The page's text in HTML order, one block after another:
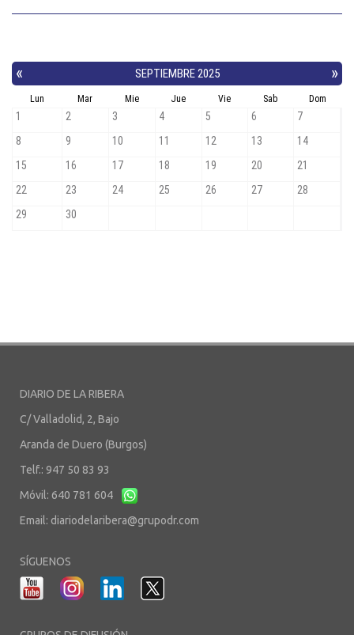
DIARIO DE LA RIBERA
C/ Valladolid, 2, Bajo
Aranda de Duero (Burgos)
Telf.: 947 50 83 93
Móvil: 640 781 604
Email: diariodelaribera@grupodr.com
SÍGUENOS